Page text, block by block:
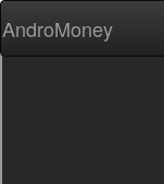
AndroMoney